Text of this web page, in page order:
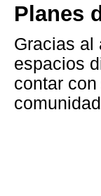
Planes
Gracias al
espacios
contar